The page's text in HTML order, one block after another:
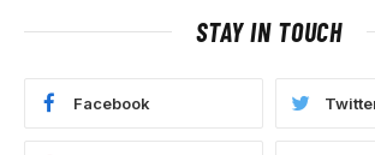
STAY IN TOUCH
Facebook